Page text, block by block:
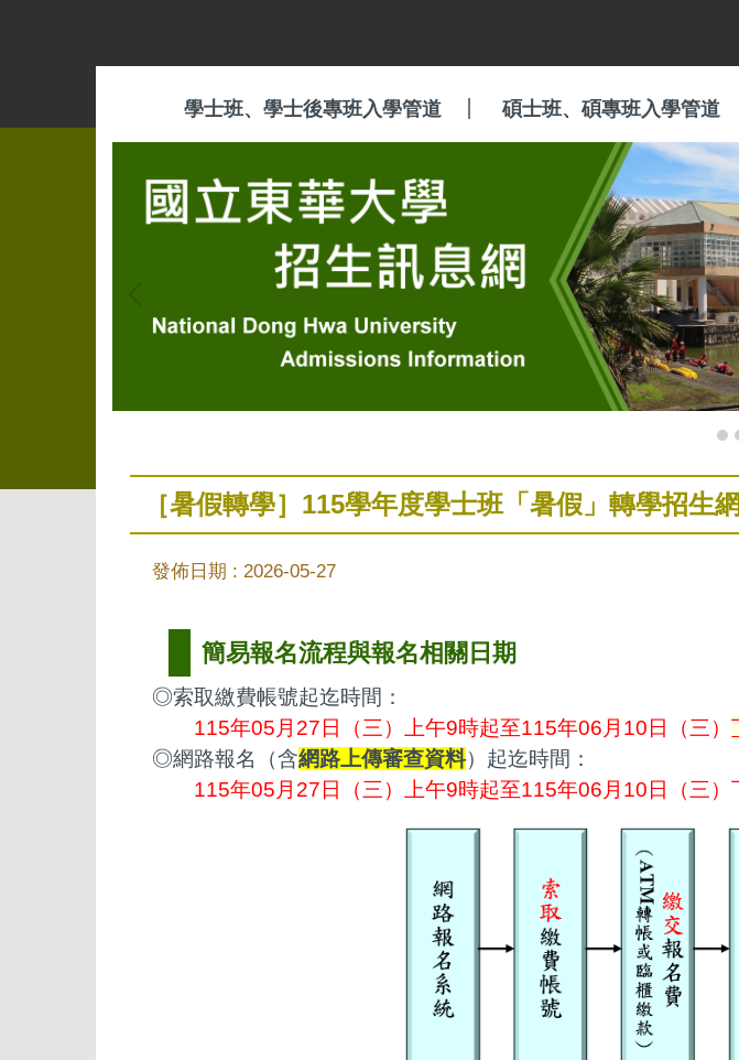
學士班、學士後專班入學管道 碩士班、碩專班入學管道
［暑假轉學］115學年度學士班「暑假」轉學招生
發佈日期 : 2026-05-27
簡易報名流程與報名相關日期
◎索取繳費帳號起迄時間：
115年05月27日（三）上午9時起至115年06月10日（三）
◎網路報名（含網路上傳審查資料）起迄時間：
115年05月27日（三）上午9時起至115年06月10日（三）